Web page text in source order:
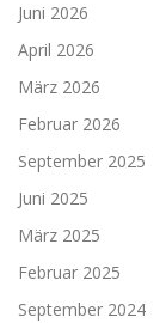
Juni 2026
April 2026
März 2026
Februar 2026
September 2025
Juni 2025
März 2025
Februar 2025
September 2024